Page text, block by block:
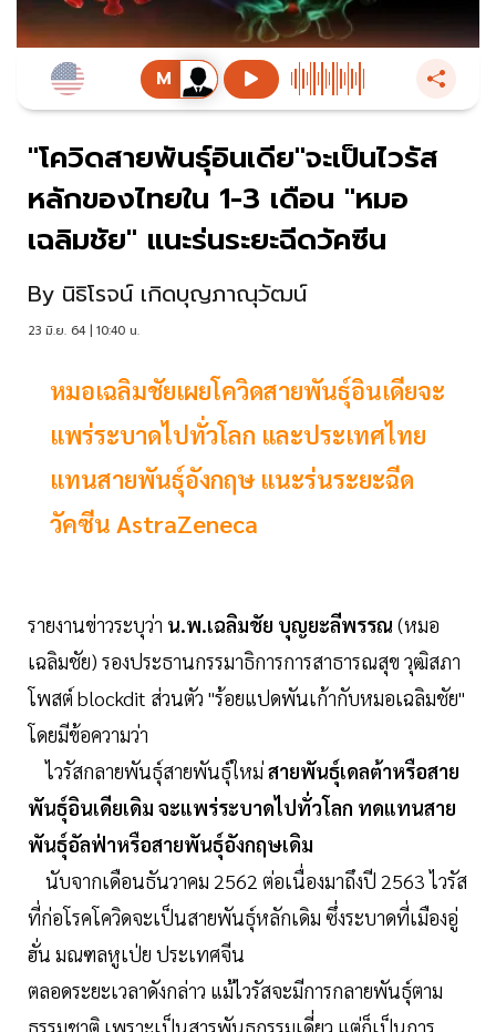
"โควิดสายพันธุ์อินเดีย"จะเป็นไวรัส
หลักของไทยใน 1-3 เดือน "หมอ
เฉลิมชัย" แนะร่นระยะฉีดวัคซีน
By นิธิโรจน์ เกิดบุญภาณุวัฒน์
23 มิ.ย. 64 | 10:40 น.
หมอเฉลิมชัยเผยโควิดสายพันธุ์อินเดียจะ
แพร่ระบาดไปทั่วโลก และประเทศไทย
แทนสายพันธุ์อังกฤษ แนะร่นระยะฉีด
วัคซีน AstraZeneca
รายงานข่าวระบุว่า น.พ.เฉลิมชัย บุญยะลีพรรณ (หมอ
เฉลิมชัย) รองประธานกรรมาธิการการสาธารณสุข วุฒิสภา
โพสต์ blockdit ส่วนตัว "ร้อยแปดพันเก้ากับหมอเฉลิมชัย"
โดยมีข้อความว่า
ไวรัสกลายพันธุ์สายพันธุ์ใหม่สายพันธุ์เดลต้าหรือสาย
พันธุ์อินเดียเดิม จะแพร่ระบาดไปทั่วโลก ทดแทนสาย
พันธ์ุอัลฟ่าหรือสายพันธุ์อังกฤษเดิม
นับจากเดือนธันวาคม 2562 ต่อเนื่องมาถึงปี 2563 ไวรัส
ที่ก่อโรคโควิดจะเป็นสายพันธุ์หลักเดิม ซึ่งระบาดที่เมืองอู่
ฮั่น มณฑลหูเป่ย ประเทศจีน
ตลอดระยะเวลาดังกล่าว แม้ไวรัสจะมีการกลายพันธุ์ตาม